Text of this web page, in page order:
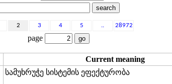
2 3 4 5 .. 28972
page
Current meaning
სამუხრუჭე სისტემის ეფექტურობა